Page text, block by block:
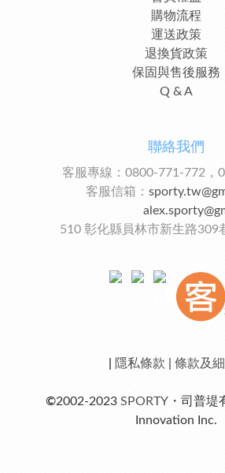
購物流程
運送政策
退換貨政策
保固與售後服務
Q & A
聯絡我們
客服專線：0800-771-772，
客服信箱：
510 彰化縣員林市新生路309
隱私條款 條款及細
©2002-2023 SPORTY・司普堤
Innovation Inc.